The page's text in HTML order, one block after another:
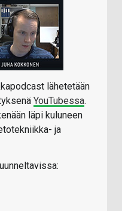
lähetetään
YouTubessa.
läpi kuluneen
ja